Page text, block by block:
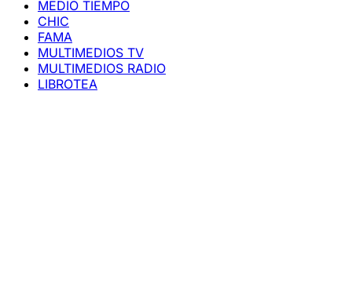
MEDIO TIEMPO
CHIC
FAMA
MULTIMEDIOS TV
MULTIMEDIOS RADIO
LIBROTEA